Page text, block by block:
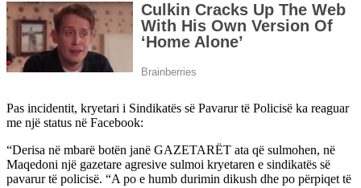
Pas incidentit, kryetari i Sindikatës së Pavarur të Policisë ka reaguar
me një status në Facebook:
“Derisa në mbarë botën janë GAZETARËT ata që sulmohen, në
Maqedoni një gazetare agresive sulmoi kryetaren e sindikatës së
pavarur të policisë. “A po e humb durimin dikush dhe po përpiqet të